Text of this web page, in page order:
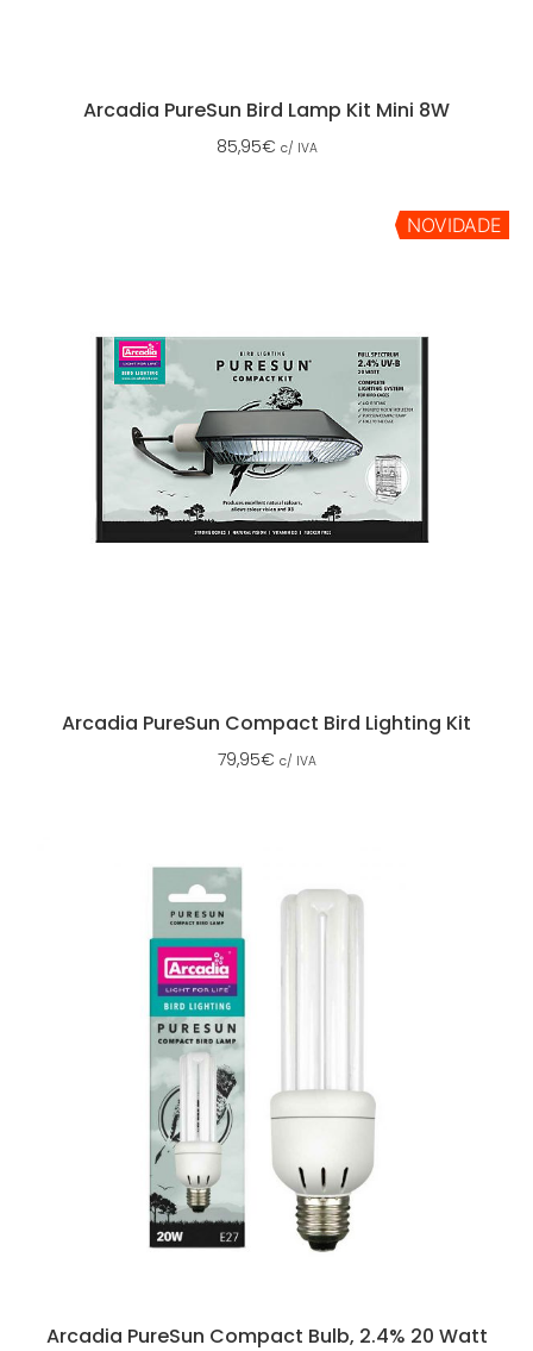
Arcadia PureSun Bird Lamp Kit Mini 8W
85,95€ c/ IVA
NOVIDADE
Arcadia PureSun Compact Bird Lighting Kit
79,95€ c/ IVA
Arcadia PureSun Compact Bulb, 2.4% 20 Watt